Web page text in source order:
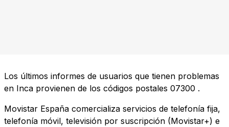
Los últimos informes de usuarios que tienen problemas
en Inca provienen de los códigos postales 07300 .
Movistar España comercializa servicios de telefonía fija,
telefonía móvil, televisión por suscripción (Movistar+) e